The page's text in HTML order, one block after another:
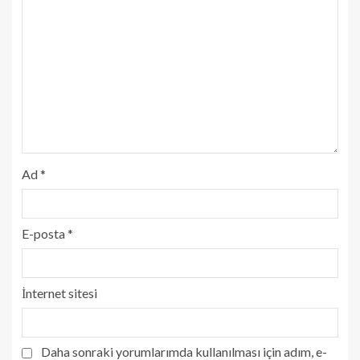
Ad*
E-posta*
İnternet sitesi
Daha sonraki yorumlarımda kullanılması için adım, e-